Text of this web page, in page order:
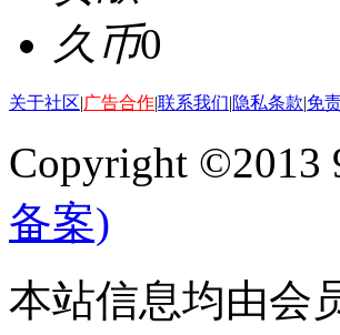
久币0
关于社区|广告合作|联系我们|隐私条款|免
Copyright ©2013
备案)
本站信息均由会